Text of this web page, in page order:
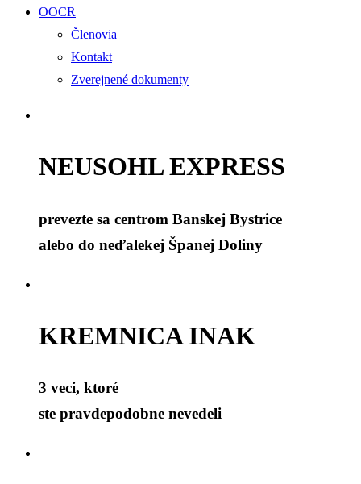
OOCR
Členovia
Kontakt
Zverejnené dokumenty
NEUSOHL EXPRESS
prevezte sa centrom Banskej Bystrice
alebo do neďalekej Španej Doliny
KREMNICA INAK
3 veci, ktoré
ste pravdepodobne nevedeli